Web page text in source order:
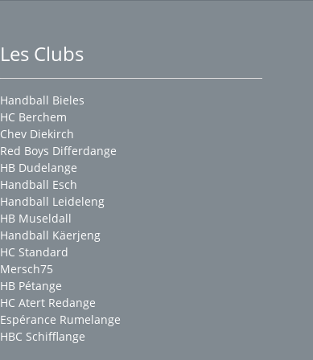
Les Clubs
Handball Bieles
HC Berchem
Chev Diekirch
Red Boys Differdange
HB Dudelange
Handball Esch
Handball Leideleng
HB Museldall
Handball Käerjeng
HC Standard
Mersch75
HB Pétange
HC Atert Redange
Espérance Rumelange
HBC Schifflange